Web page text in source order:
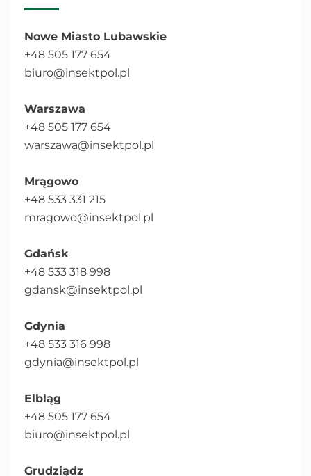
Nowe Miasto Lubawskie
+48 505 177 654
biuro@insektpol.pl
Warszawa
+48 505 177 654
warszawa@insektpol.pl
Mrągowo
+48 533 331 215
mragowo@insektpol.pl
Gdańsk
+48 533 318 998
gdansk@insektpol.pl
Gdynia
+48 533 316 998
gdynia@insektpol.pl
Elbląg
+48 505 177 654
biuro@insektpol.pl
Grudziądz